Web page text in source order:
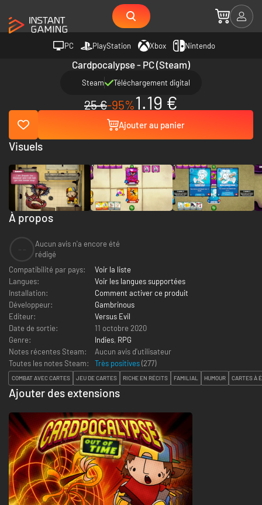
PC PlayStation Xbox Nintendo
Cardpocalypse - PC (Steam)
Steam Téléchargement digital
25 €-95%1.19 €
Ajouter au panier
À propos
Aucun avis n'a encore été
rédigé
Compatibilité par pays:
Voir la liste
Langues:
Voir les langues supportées
Installation:
Comment activer ce produit
Développeur:
Gambrinous
Editeur:
Versus Evil
Date de sortie:
11 octobre 2020
Genre:
Indies, RPG
Notes récentes Steam:
Aucun avis d'utilisateur
Toutes les notes Steam:
Très positives(277)
COMBAT AVEC CARTES JEU DE CARTES RICHE EN RÉCITS FAMILIAL HUMOUR CARTES À
Ajouter des extensions
Visuels